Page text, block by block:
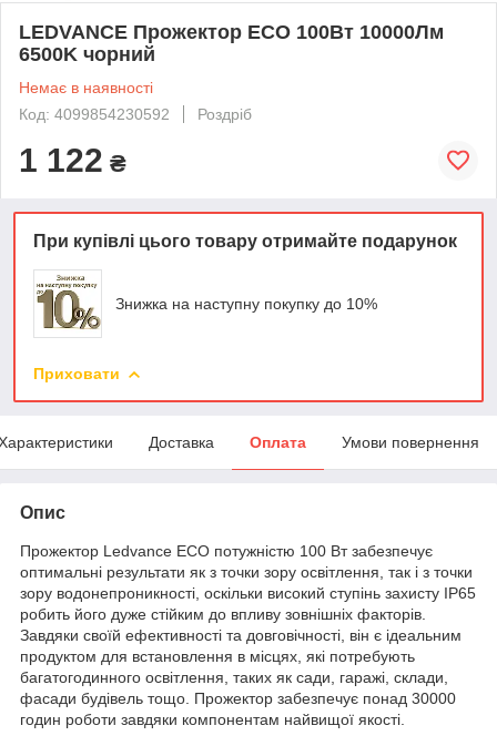
LEDVANCE Прожектор ECO 100Вт 10000Лм
6500K чорний
Немає в наявності
Код: 4099854230592
Роздріб
1 122 ₴
При купівлі цього товару отримайте подарунок
Знижка на наступну покупку до 10%
Приховати
Доставка Оплата Умови повернення
Опис
Прожектор Ledvance ECO потужністю 100 Вт забезпечує
оптимальні результати як з точки зору освітлення, так і з точки
зору водонепроникності, оскільки високий ступінь захисту IP65
робить його дуже стійким до впливу зовнішніх факторів.
Завдяки своїй ефективності та довговічності, він є ідеальним
продуктом для встановлення в місцях, які потребують
багатогодинного освітлення, таких як сади, гаражі, склади,
фасади будівель тощо. Прожектор забезпечує понад 30000
годин роботи завдяки компонентам найвищої якості.